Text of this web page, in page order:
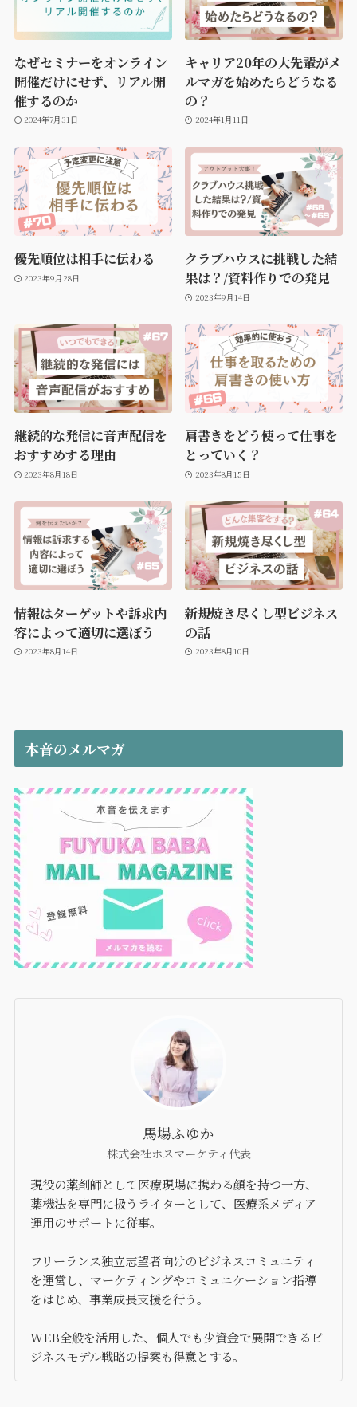
なぜセミナーをオンライン
開催だけにせず、リアル開
催するのか
2024年7月31日
キャリア20年の大先輩がメ
ルマガを始めたらどうなる
の？
2024年1月11日
優先順位は相手に伝わる
2023年9月28日
クラブハウスに挑戦した結
果は？/資料作りでの発見
2023年9月14日
継続的な発信に音声配信を
おすすめする理由
2023年8月18日
肩書きをどう使って仕事を
とっていく？
2023年8月15日
情報はターゲットや訴求内
容によって適切に選ぼう
2023年8月14日
新規焼き尽くし型ビジネス
の話
2023年8月10日
本音のメルマガ
馬場ふゆか
株式会社ホスマーケティ代表
現役の薬剤師として医療現場に携わる顔を持つ一方、
薬機法を専門に扱うライターとして、医療系メディア
運用のサポートに従事。
フリーランス独立志望者向けのビジネスコミュニティ
を運営し、マーケティングやコミュニケーション指導
をはじめ、事業成長支援を行う。
WEB全般を活用した、個人でも少資金で展開できるビ
ジネスモデル戦略の提案も得意とする。